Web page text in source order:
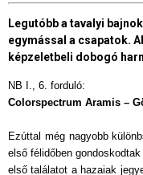
Legutóbb a tavalyi
egymással a csapatok.
képzeletbeli dobogó
NB I., 6. forduló:
Colorspectrum Aramis –
Ezúttal még nagyobb
első félidőben
első találatot a hazaiak